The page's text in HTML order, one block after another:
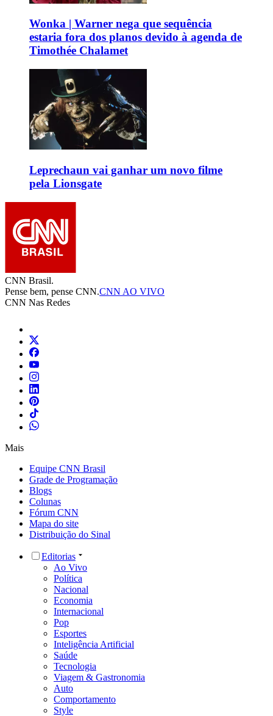
Wonka | Warner nega que sequência
estaria fora dos planos devido à agenda de
Timothée Chalamet
Leprechaun vai ganhar um novo filme
pela Lionsgate
CNN Brasil.
Pense bem, pense CNN.CNN AO VIVO
CNN Nas Redes
Mais
Equipe CNN Brasil
Grade de Programação
Blogs
Colunas
Fórum CNN
Mapa do site
Distribuição do Sinal
Editorias
Ao Vivo
Política
Nacional
Economia
Internacional
Pop
Esportes
Inteligência Artificial
Saúde
Tecnologia
Viagem & Gastronomia
Auto
Comportamento
Style